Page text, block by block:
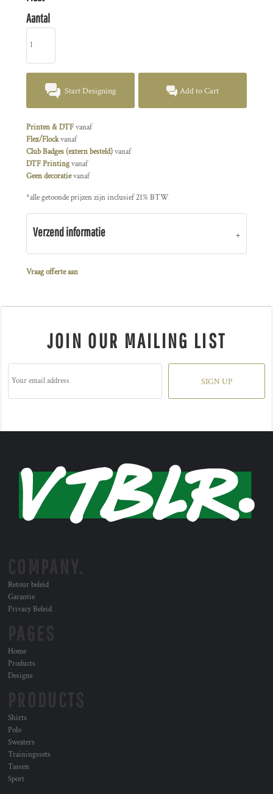
Aantal
Start Designing Add to Cart
Printen & DTFvanaf
Flex/Flockvanaf
Club Badges (extern besteld)vanaf
DTF Printingvanaf
Geen decoratievanaf
*alle getoonde prijzen zijn inclusief 21% BTW
Verzend informatie
Vraag offerte aan
JOIN OUR MAILING LIST
SIGN UP
Retour beleid
Garantie
Privacy Beleid
Home
Products
Designs
Shirts
Polo
Sweaters
Trainingssets
Tassen
Sport